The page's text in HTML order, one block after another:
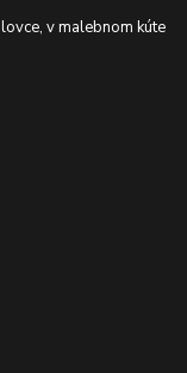
v malebnom kúte